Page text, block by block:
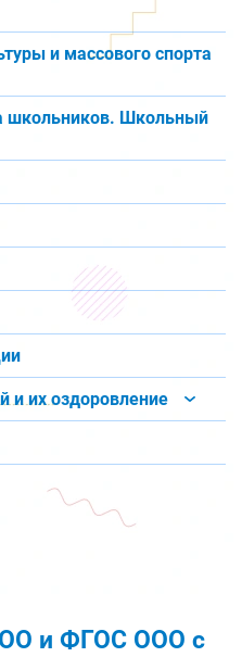
и массового спорта
школьников. Школьный
и их оздоровление
и ФГОС ООО с